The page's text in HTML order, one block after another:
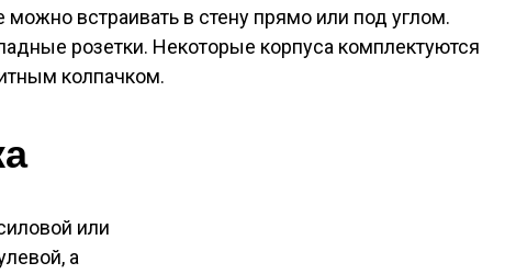
можно встраивать в стену прямо или под углом.
розетки. Некоторые корпуса комплектуются
колпачком.
или
а